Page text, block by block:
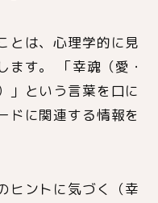
とは、心理学的に見
ます。 「幸魂（愛・
」という言葉を口に
ドに関連する情報を
ヒントに気づく（幸